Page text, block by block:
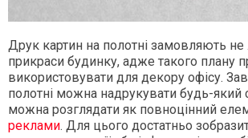
Друк картин на полотні замовляють
прикраси будинку, адже такого плану
використовувати для декору офісу.
полотні можна надрукувати будь-який
можна розглядати як повноцінний
реклами. Для цього достатньо